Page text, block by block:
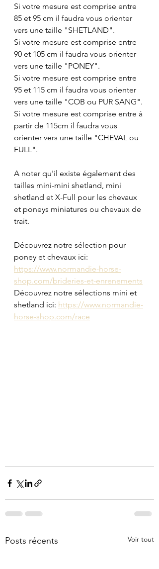
Si votre mesure est comprise entre
85 et 95 cm il faudra vous orienter
vers une taille "SHETLAND".
Si votre mesure est comprise entre
90 et 105 cm il faudra vous orienter
vers une taille "PONEY".
Si votre mesure est comprise entre
95 et 115 cm il faudra vous orienter
vers une taille "COB ou PUR SANG".
Si votre mesure est comprise entre à
partir de 115cm il faudra vous
orienter vers une taille "CHEVAL ou
FULL".
A noter qu'il existe également des
tailles mini-mini shetland, mini
shetland et X-Full pour les chevaux
et poneys miniatures ou chevaux de
trait.
Découvrez notre sélection pour
poney et chevaux ici:
https://www.normandie-horse-
shop.com/brideries-et-enrenements
Découvrez notre sélections mini et
shetland ici: https://www.normandie-
horse-shop.com/race
Posts récents Voir tout